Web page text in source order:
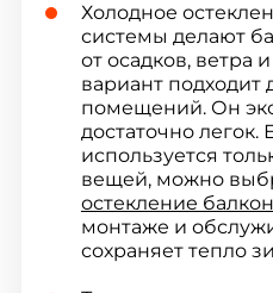
Холодное
системы делают
от осадков, ветра
вариант подходит
помещений. Он
достаточно легок.
используется
вещей, можно
остекление
монтаже и
сохраняет тепло